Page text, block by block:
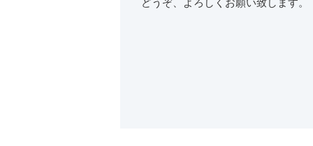
どうぞ、よろしくお願い致します。